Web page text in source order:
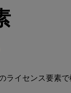
ライセンス要素で